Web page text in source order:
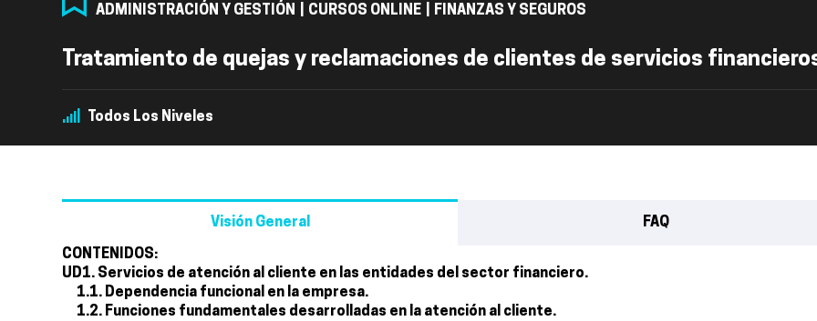
ADMINISTRACIÓN Y GESTIÓN CURSOS ONLINE FINANZAS Y SEGUROS
Tratamiento de quejas y reclamaciones de clientes de servicios
Todos Los Niveles
Visión General FAQ
CONTENIDOS:
UD1. Servicios de atención al cliente en las entidades del sector financiero.
1.1. Dependencia funcional en la empresa.
1.2. Funciones fundamentales desarrolladas en la atención al cliente.